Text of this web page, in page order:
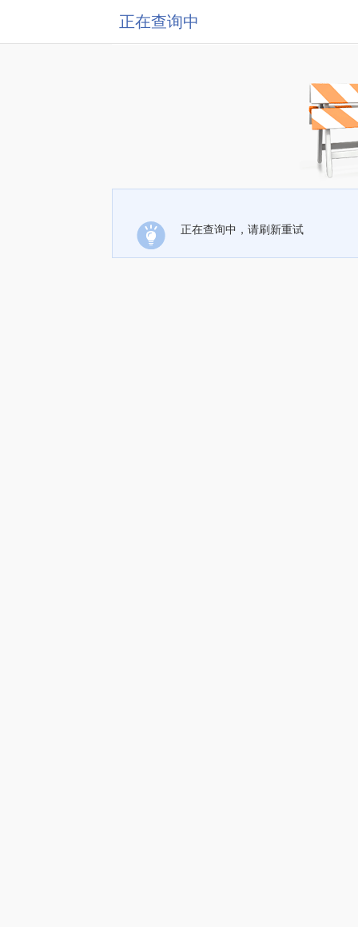
正在查询中
正在查询中，请刷新重试